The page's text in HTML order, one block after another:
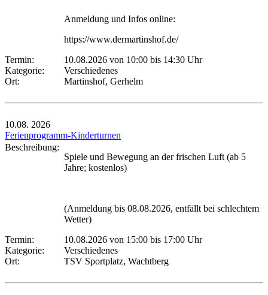
Anmeldung und Infos online:
https://www.dermartinshof.de/
Termin:
10.08.2026 von 10:00 bis 14:30 Uhr
Kategorie:
Verschiedenes
Ort:
Martinshof, Gerhelm
10.08. 2026
Ferienprogramm-Kinderturnen
Beschreibung:
Spiele und Bewegung an der frischen Luft (ab 5
Jahre; kostenlos)
(Anmeldung bis 08.08.2026, entfällt bei schlechtem
Wetter)
Termin:
10.08.2026 von 15:00 bis 17:00 Uhr
Kategorie:
Verschiedenes
Ort:
TSV Sportplatz, Wachtberg